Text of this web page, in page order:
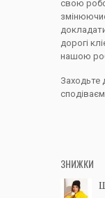
свою
дорогі
нашою
Заходьте
ЗНИЖКИ